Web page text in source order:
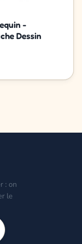
-
Dessin
: on
le